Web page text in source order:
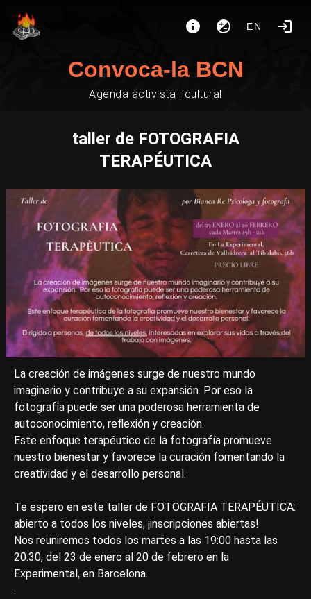
EN
Convoca-la BCN
Agenda activista i cultural
taller de FOTOGRAFIA
TERAPÉUTICA
La creación de imágenes surge de nuestro mundo
imaginario y contribuye a su expansión. Por eso la
fotografía puede ser una poderosa herramienta de
autoconocimiento, reflexión y creación.
Este enfoque terapéutico de la fotografía promueve
nuestro bienestar y favorece la curación fomentando la
creatividad y el desarrollo personal.
Te espero en este taller de FOTOGRAFIA TERAPÉUTICA:
abierto a todos los niveles, ¡inscripciones abiertas!
Nos reuniremos todos los martes a las 19:00 hasta las
20:30, del 23 de enero al 20 de febrero en la
Experimental, en Barcelona.
.